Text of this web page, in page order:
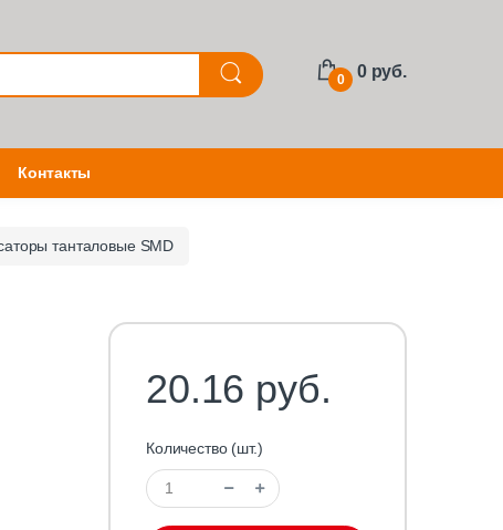
0 0 руб.
Контакты
танталовые SMD
20.16 руб.
Количество (шт.)